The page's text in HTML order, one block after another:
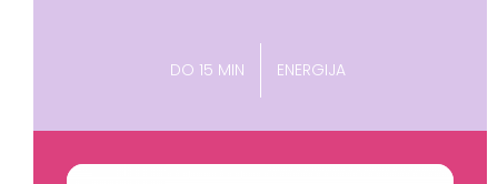
DO 15 MIN ENERGIJA